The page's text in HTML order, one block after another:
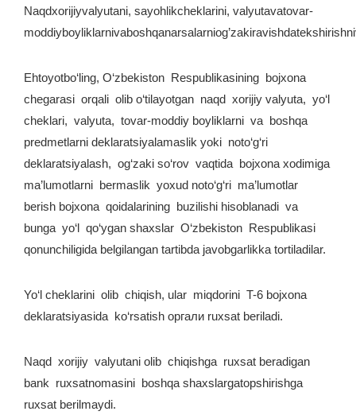
Naqdxorijiyvalyutani, sayohlikcheklarini, valyutavatovar-
Ehtoyotbo‘ling, O‘zbekiston Respublikasining bojxona
chegarasi orqali olib o‘tilayotgan naqd xorijiy valyuta, yo‘l
cheklari, valyuta, tovar-moddiy boyliklarni va boshqa
predmetlarni deklaratsiyalamaslik yoki noto‘g‘ri
deklaratsiyalash, og‘zaki so‘rov vaqtida bojxona xodimiga
ma’lumotlarni bermaslik yoxud noto‘g‘ri ma’lumotlar
berish bojxona qoidalarining buzilishi hisoblanadi va
bunga yo‘l qo‘ygan shaxslar O‘zbekiston Respublikasi
qonunchiligida belgilangan tartibda javobgarlikka tortiladilar.
Yo‘l cheklarini olib chiqish, ular miqdorini T-6 bojxona
deklaratsiyasida ko‘rsatish оргали ruxsat beriladi.
Naqd xorijiy valyutani olib chiqishga ruxsat beradigan
bank ruxsatnomasini boshqa shaxslargatopshirishga
ruxsat berilmaydi.